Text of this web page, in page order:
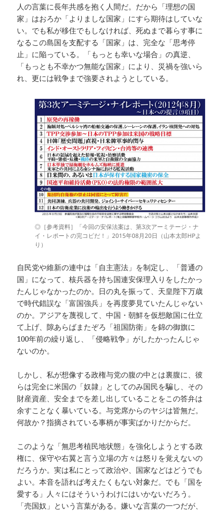
人の言葉に長年共感を抱く人間だ。だから「理想の国
家」はおろか「よりましな国家」にすら期待はしていな
い。でも私が移住でもしなければ、死ぬまで暮らす事に
なるこの島国を支配する「国家」は、完全な「思考停
止」に陥っている。「もっとも幸いな場合」の真逆、
「もっとも不幸かつ無能な国家」により、災禍を強いら
れ、更には戦争まで強要されようとしている。
◎［参考資料］「今回の安保法案は、第3次アーミテージ・ナ
イ・レポートの完コピだ！」2015年08月20日（山本太郎HPよ
り）
自民党や維新の連中は「自主憲法」を制定し、「普通の
国」になって、核兵器を持ち国連安保理入りをしたかっ
たんじゃなかったのか。日の丸を振って、天皇陛下万歳
で時代錯誤な「富国強兵」を再度夢見ていたんじゃない
のか。アジアを蔑視して、中国・朝鮮を仮想敵国に仕立
て上げ、隙あらばまたぞろ「祖国防衛」を錦の御旗に
100年前の繰り返し、「侵略戦争」がしたかったんじゃ
ないのか。
しかし、私が想像する政権与党の腹の中とは裏腹に、彼
らは完全に米国の「奴隷」としてのみ国民を騙し、その
財産資産、安全までを差し出していることをこの答弁は
余すことなく暴いている。与党席からのヤジは皆無だ。
何故か？指摘されている事柄が事実ばかりだからだ。
このような「無思考植民地状態」を強化しようとする政
権に、保守や右翼と言う立場の方々は怒りを覚えないの
だろうか。実は私にとって政治や、国家などはどうでも
よい。本音を語れば考えたくもない対象だ。でも「国を
愛する」人々にはそういうわけにはいかないだろう。
「売国奴」という言葉がある。嫌いな言葉の一つだが、